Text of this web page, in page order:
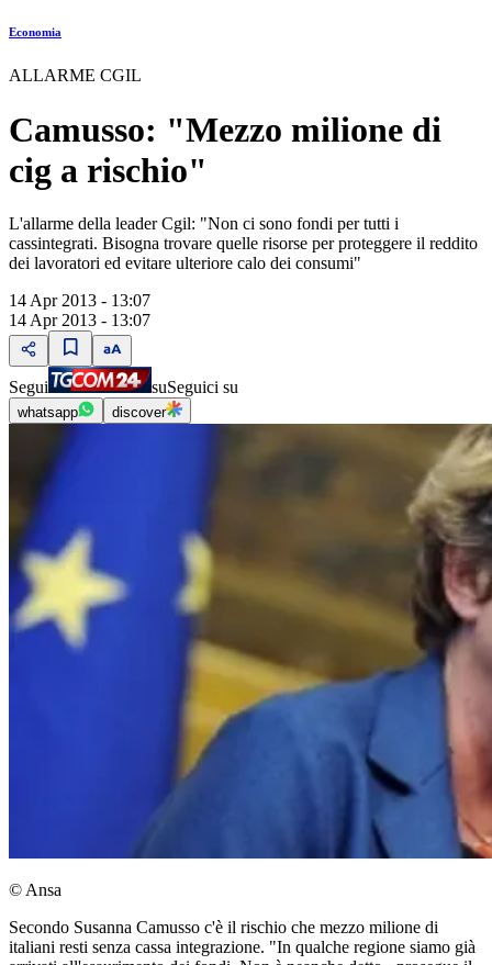
Economia
ALLARME CGIL
Camusso: "Mezzo milione di
cig a rischio"
L'allarme della leader Cgil: "Non ci sono fondi per tutti i
cassintegrati. Bisogna trovare quelle risorse per proteggere il reddito
dei lavoratori ed evitare ulteriore calo dei consumi"
14 Apr 2013 - 13:07
14 Apr 2013 - 13:07
Segui suSeguici su
whatsapp discover
© Ansa
Secondo Susanna Camusso c'è il rischio che mezzo milione di
italiani resti senza cassa integrazione. "In qualche regione siamo già